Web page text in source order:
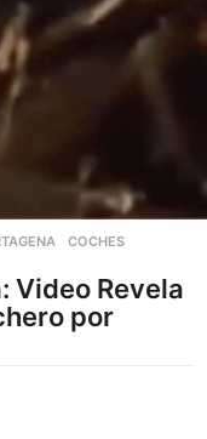
,COCHES
Video Revela
por